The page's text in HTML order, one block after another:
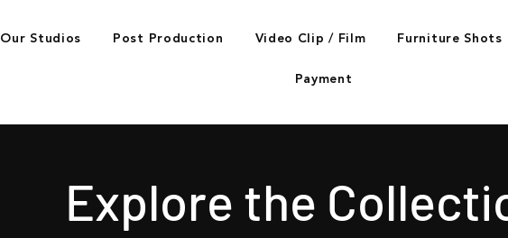
Our Studios Post Production Video Clip / Film Furniture Shots
Payment
Explore the